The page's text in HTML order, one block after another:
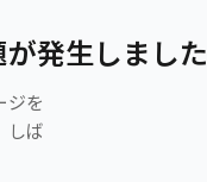
発生しました
ジを
しば